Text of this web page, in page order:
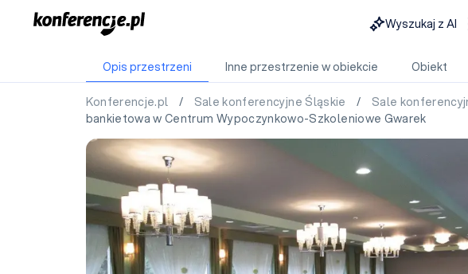
Wyszukaj z AI
Opis przestrzeni Inne przestrzenie w obiekcie Obiekt
Konferencje.pl / Sale konferencyjne Śląskie / Sale
bankietowa w Centrum Wypoczynkowo-Szkoleniowe Gwarek